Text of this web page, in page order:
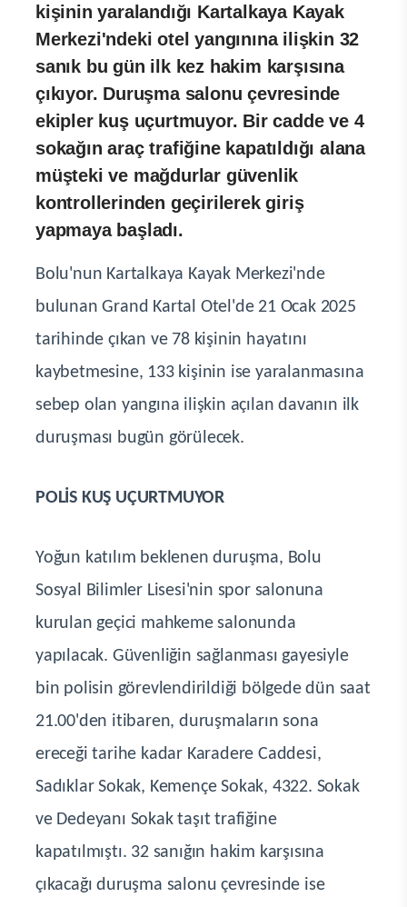
kişinin yaralandığı Kartalkaya Kayak
Merkezi'ndeki otel yangınına ilişkin 32
sanık bu gün ilk kez hakim karşısına
çıkıyor. Duruşma salonu çevresinde
ekipler kuş uçurtmuyor. Bir cadde ve 4
sokağın araç trafiğine kapatıldığı alana
müşteki ve mağdurlar güvenlik
kontrollerinden geçirilerek giriş
yapmaya başladı.
Bolu'nun Kartalkaya Kayak Merkezi'nde
bulunan Grand Kartal Otel'de 21 Ocak 2025
tarihinde çıkan ve 78 kişinin hayatını
kaybetmesine, 133 kişinin ise yaralanmasına
sebep olan yangına ilişkin açılan davanın ilk
duruşması bugün görülecek.
POLİS KUŞ UÇURTMUYOR
Yoğun katılım beklenen duruşma, Bolu
Sosyal Bilimler Lisesi'nin spor salonuna
kurulan geçici mahkeme salonunda
yapılacak. Güvenliğin sağlanması gayesiyle
bin polisin görevlendirildiği bölgede dün saat
21.00'den itibaren, duruşmaların sona
ereceği tarihe kadar Karadere Caddesi,
Sadıklar Sokak, Kemençe Sokak, 4322. Sokak
ve Dedeyanı Sokak taşıt trafiğine
kapatılmıştı. 32 sanığın hakim karşısına
çıkacağı duruşma salonu çevresinde ise